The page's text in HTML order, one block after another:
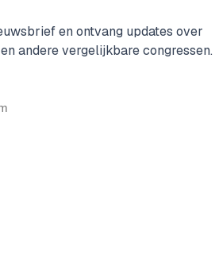
en ontvang updates over
andere vergelijkbare congressen.